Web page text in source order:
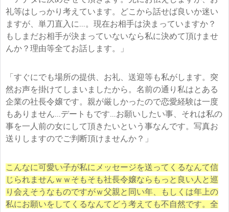
礼等はしっかり考えています。どこから話せば良いか迷い
ますが、単刀直入に…。現在お相手は決まっていますか？
もしまだお相手が決まっていないなら私に決めて頂けませ
んか？理由等全てお話します。」
「すぐにでも場所の提供、お礼、送迎等も私がします。突
然お声を掛けてしまいましたから。名前の通り私はとある
企業の社長令嬢です。親が厳しかったので恋愛経験は一度
もありません…デートもです…お願いしたい事、それは私の
事を一人前の女にして頂きたいという事なんです。写真お
送りしますのでご判断頂けませんか？」
こんなに可愛い子が私にメッセージを送ってくるなんて信
じられませんｗｗそもそも社長令嬢ならもっと良い人と巡
り会えそうなものですがｗ父親と同い年、もしくは年上の
私にお願いをしてくるなんてどう考えても不自然です。全